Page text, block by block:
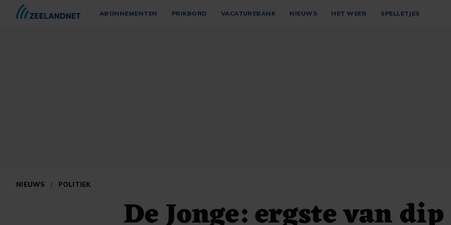
ABONNEMENTEN PRIKBORD VACATUREBANK NIEUWS HET WEER SPELLETJES
NIEUWS / POLITIEK